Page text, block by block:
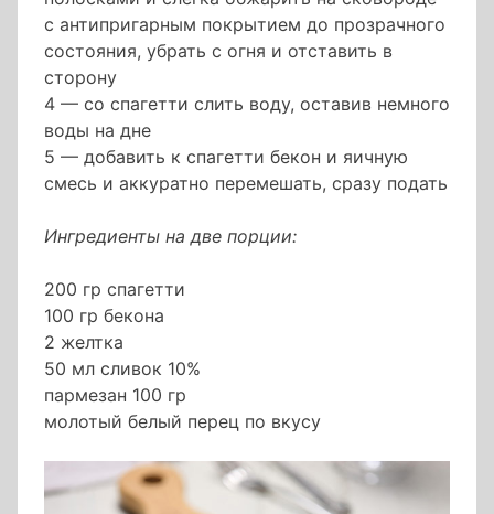
с антипригарным покрытием до прозрачного
состояния, убрать с огня и отставить в
сторону
4 — со спагетти слить воду, оставив немного
воды на дне
5 — добавить к спагетти бекон и яичную
смесь и аккуратно перемешать, сразу подать
Ингредиенты на две порции:
200 гр спагетти
100 гр бекона
2 желтка
50 мл сливок 10%
пармезан 100 гр
молотый белый перец по вкусу